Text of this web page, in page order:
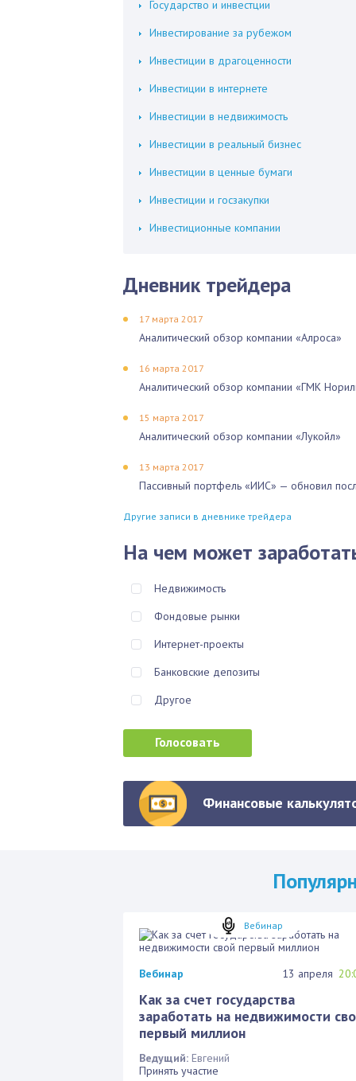
Государство и инвестции
Инвестирование за рубежом
Инвестиции в драгоценности
Инвестиции в интернете
Инвестиции в недвижимость
Инвестиции в реальный бизнес
Инвестиции в ценные бумаги
Инвестиции и госзакупки
Инвестиционные компании
Дневник трейдера
17 марта 2017
Аналитический обзор компании «Алроса»
16 марта 2017
Аналитический обзор компании «ГМК
15 марта 2017
Аналитический обзор компании «Лукойл»
13 марта 2017
Пассивный портфель «ИИС» — обновил
Другие записи в дневнике трейдера
На чем может
Недвижимость
Фондовые рынки
Интернет-проекты
Банковские депозиты
Другое
Финансовые
Вебинар
Вебинар 13 апреля
Как за счет государства
заработать на недвижимости
первый миллион
Ведущий: Евгений
Принять участие